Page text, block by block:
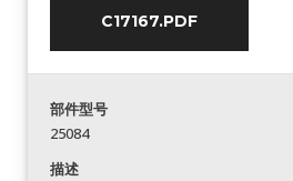
C17167.PDF
部件型号
25084
描述